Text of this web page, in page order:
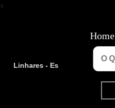
<
Linhares - Es
Home